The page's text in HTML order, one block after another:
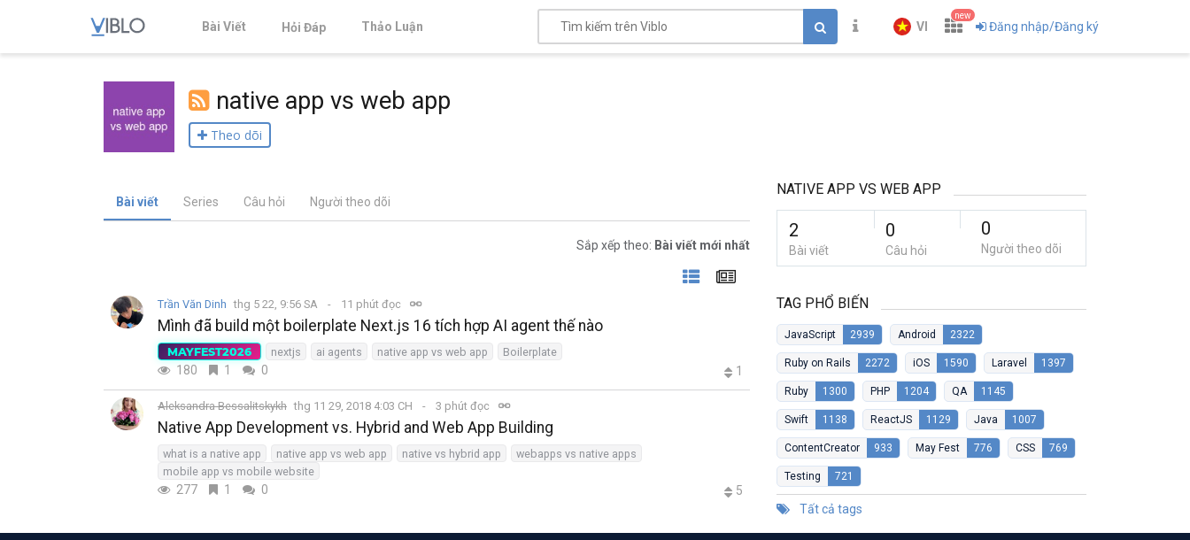
Bài Viết Hỏi Đáp Thảo Luận VI
new
Đăng nhập/Đăng ký
native app vs web app
Theo dõi
Bài viết Series Câu hỏi Người theo dõi
Sắp xếp theo: Bài viết mới nhất
Trần Văn Dinh thg 5 22, 9:56 SA 11 phút đọc
Mình đã build một boilerplate Next.js 16 tích hợp AI agent thế nào
MAYFEST2026 nextjs ai agents native app vs web app Boilerplate
180 1 0 1
Aleksandra Bessalitskykh thg 11 29, 2018 4:03 CH 3 phút đọc
Native App Development vs. Hybrid and Web App Building
what is a native app native app vs web app native vs hybrid app
webapps vs native apps
mobile app vs mobile website
277 1 0 5
NATIVE APP VS WEB APP
2
Bài viết
0
Câu hỏi
0
Người theo dõi
TAG PHỔ BIẾN
JavaScript 2939 Android 2322
Ruby on Rails 2272 iOS 1590 Laravel 1397
Ruby 1300 PHP 1204 QA 1145
Swift 1138 ReactJS 1129 Java 1007
ContentCreator 933 May Fest 776 CSS 769
Testing 721
Tất cả tags